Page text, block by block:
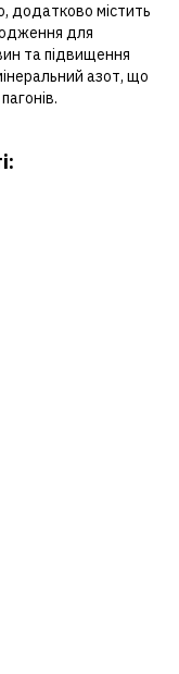
додатково містить
для
та підвищення
азот, що